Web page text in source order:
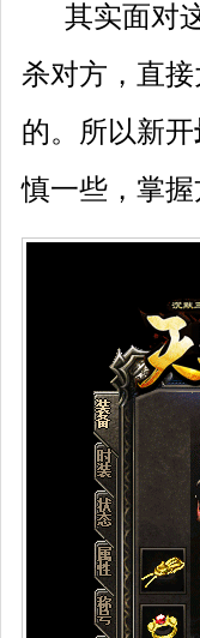
其实面对这
杀对方，直
的。所以新开
慎一些，掌